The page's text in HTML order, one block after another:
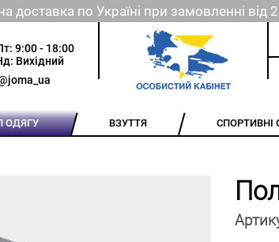
доставка по Україні при замовленні від
9:00 - 18:00
Вихідний
ОДЯГУ ВЗУТТЯ